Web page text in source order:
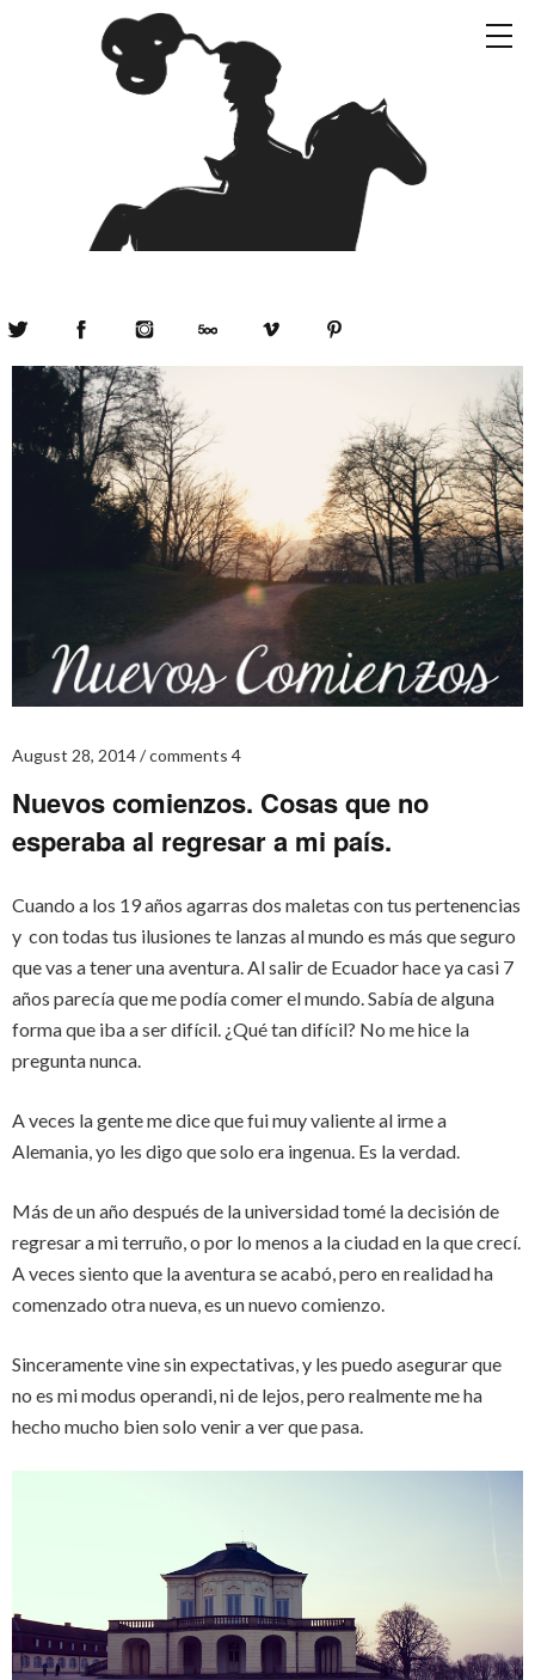
August 28, 2014 comments 4
Nuevos comienzos. Cosas que no
esperaba al regresar a mi país.
Cuando a los 19 años agarras dos maletas con tus pertenencias
y con todas tus ilusiones te lanzas al mundo es más que seguro
que vas a tener una aventura. Al salir de Ecuador hace ya casi 7
años parecía que me podía comer el mundo. Sabía de alguna
forma que iba a ser difícil. ¿Qué tan difícil? No me hice la
pregunta nunca.
A veces la gente me dice que fui muy valiente al irme a
Alemania, yo les digo que solo era ingenua. Es la verdad.
Más de un año después de la universidad tomé la decisión de
regresar a mi terruño, o por lo menos a la ciudad en la que crecí.
A veces siento que la aventura se acabó, pero en realidad ha
comenzado otra nueva, es un nuevo comienzo.
Sinceramente vine sin expectativas, y les puedo asegurar que
no es mi modus operandi, ni de lejos, pero realmente me ha
hecho mucho bien solo venir a ver que pasa.